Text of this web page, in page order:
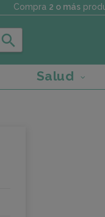
Compra 2 o más
search
Salud